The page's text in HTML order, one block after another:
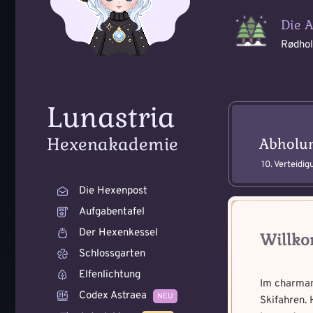
Die
Lunastria
Hexenakademie
Die Hexenpost
Aufgabentafel
Der Hexenkessel
Schlossgarten
Elfenlichtung
Codex Astraea
NEU
10.
Im
Skifahren.
Benutzername
Wie bist du
geworden und
Wie fängst du